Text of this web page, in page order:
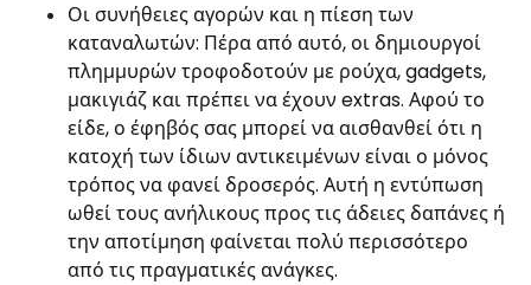
Οι συνήθειες αγορών και η πίεση των
καταναλωτών: Πέρα από αυτό, οι δημιουργοί
πλημμυρών τροφοδοτούν με ρούχα, gadgets,
μακιγιάζ και πρέπει να έχουν extras. Αφού το
είδε, ο έφηβός σας μπορεί να αισθανθεί ότι η
κατοχή των ίδιων αντικειμένων είναι ο μόνος
τρόπος να φανεί δροσερός. Αυτή η εντύπωση
ωθεί τους ανήλικους προς τις άδειες δαπάνες ή
την αποτίμηση φαίνεται πολύ περισσότερο
από τις πραγματικές ανάγκες.